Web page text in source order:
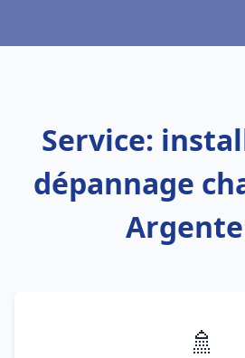
Service:
dépannage
🚿